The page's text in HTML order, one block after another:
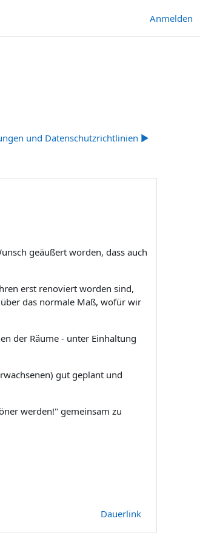
Anmelden
und Datenschutzrichtlinien ▶︎
geäußert worden, dass auch
erst renoviert worden sind,
das normale Maß, wofür wir
der Räume - unter Einhaltung
gut geplant und
werden!" gemeinsam zu
Dauerlink